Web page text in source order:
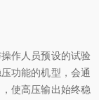
作人员预设的试验
功能的机型，会通
使高压输出始终稳